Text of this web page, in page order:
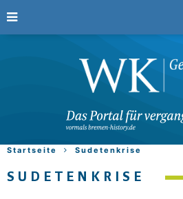
Startseite Sudetenkrise
SUDETENKRISE